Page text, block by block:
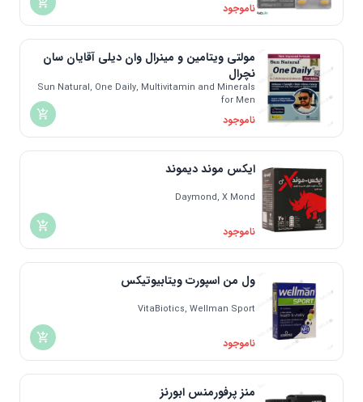
ناموجود
مولتی ویتامین و مینرال وان دیلی آقایان سان
نچرال
Sun Natural, One Daily, Multivitamin and Minerals
for Men
ناموجود
ایکس موند دیموند
Daymond, X Mond
ناموجود
ول من اسپورت ویتابیوتیکس
VitaBiotics, Wellman Sport
ناموجود
منز پرفورمنس ابورنز